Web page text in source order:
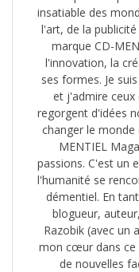
insatiable des
l'art, de la
marque CD-
l'innovation, la
ses formes. Je
et j'admire ceux
regorgent d'idées
changer le monde
MENTIEL
passions. C'est un
l'humanité se
démentiel. En
blogueur,
Razobik (avec un
mon cœur dans ce
de nouvelles